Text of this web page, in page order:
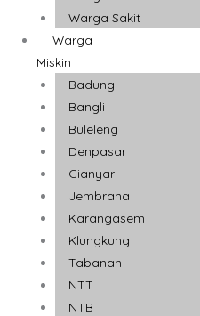
Warga Sakit
Warga
Miskin
Badung
Bangli
Buleleng
Denpasar
Gianyar
Jembrana
Karangasem
Klungkung
Tabanan
NTT
NTB